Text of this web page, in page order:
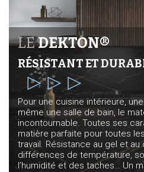
LEDEKTON®
RÉSISTANT ET
Pour une cuisine intérieure,
même une salle de bain, le
incontournable. Toutes ses
matière parfaite pour toutes
travail. Résistance au gel et
différences de température,
l’humidité et des taches… Un